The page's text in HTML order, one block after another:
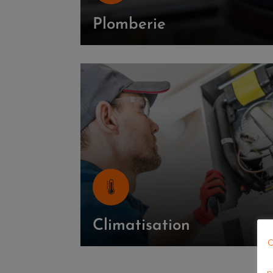
Plomberie
Climatisation